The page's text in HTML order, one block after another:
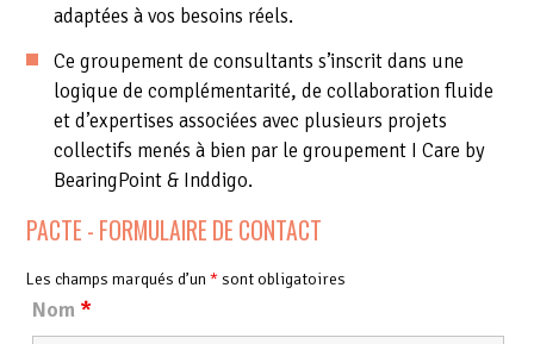
adaptées à vos besoins réels.
Ce groupement de consultants s’inscrit dans une
logique de complémentarité, de collaboration fluide
et d’expertises associées avec plusieurs projets
collectifs menés à bien par le groupement I Care by
BearingPoint & Inddigo.
PACTE - FORMULAIRE DE CONTACT
Les champs marqués d’un * sont obligatoires
Nom *